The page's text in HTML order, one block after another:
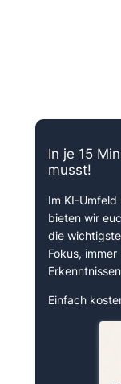
In je 15
musst!
Im KI-Umfeld
bieten wir
die
Fokus,
Einfach